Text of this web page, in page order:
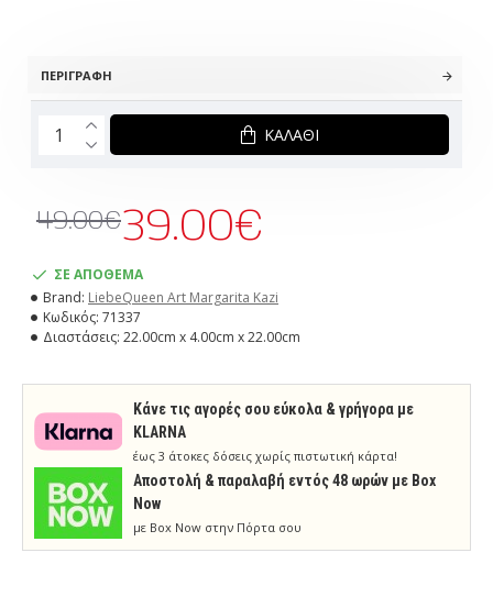
ΠΕΡΙΓΡΑΦΉ
ΣΕ ΑΠΟΘΕΜΑ
Brand: LiebeQueen Art Margarita Kazi
Κωδικός: 71337
Διαστάσεις: 22.00cm x 4.00cm x 22.00cm
39.00€
49.00€
ΚΑΛΆΘΙ
Κάνε τις αγορές σου εύκολα & γρήγορα με
KLARNA
έως 3 άτοκες δόσεις χωρίς πιστωτική κάρτα!
Aποστολή & παραλαβή εντός 48 ωρών με Box
Now
με Box Now στην Πόρτα σου